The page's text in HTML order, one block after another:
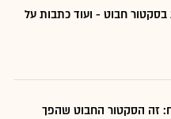
חבוט - ועוד כתבות על
זה הסקטור החבוט שהפך